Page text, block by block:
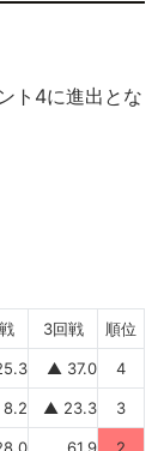
ト4に進出とな
3回戦 順位
▲ 37.0 4
▲ 23.3 3